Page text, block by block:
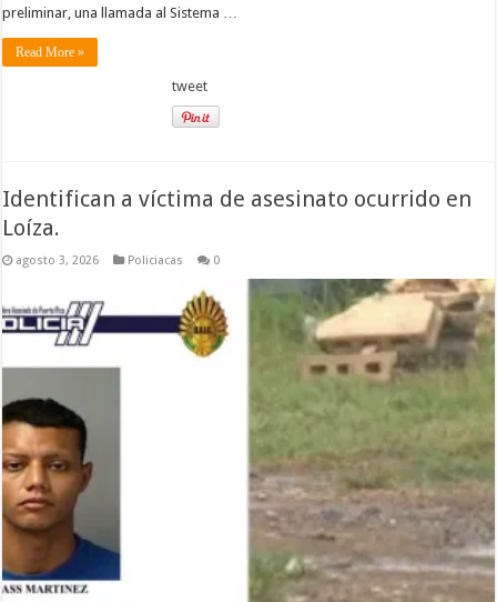
preliminar, una llamada al Sistema …
Read More »
tweet
Identifican a víctima de asesinato ocurrido en
Loíza.
agosto 3, 2026 Policiacas 0